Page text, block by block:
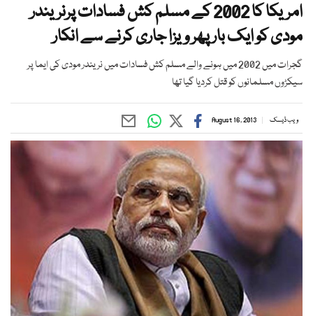
امریکا کا 2002 کے مسلم کش فسادات پرنریندر
مودی کو ایک بار پھر ویزا جاری کرنے سے انکار
گجرات میں 2002 میں ہونے والے مسلم کش فسادات میں نریندر مودی کی ایما پر
سیکڑوں مسلمانوں کو قتل کردیا گیا تھا
ویب ڈیسک August 16, 2013